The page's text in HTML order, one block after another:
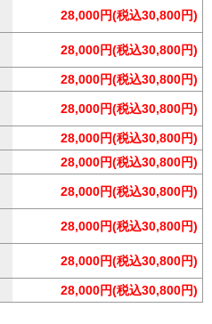
28,000円(税込30,800円)
28,000円(税込30,800円)
28,000円(税込30,800円)
28,000円(税込30,800円)
28,000円(税込30,800円)
28,000円(税込30,800円)
28,000円(税込30,800円)
28,000円(税込30,800円)
28,000円(税込30,800円)
28,000円(税込30,800円)